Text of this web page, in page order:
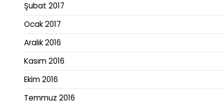
Şubat 2017
Ocak 2017
Aralık 2016
Kasım 2016
Ekim 2016
Temmuz 2016